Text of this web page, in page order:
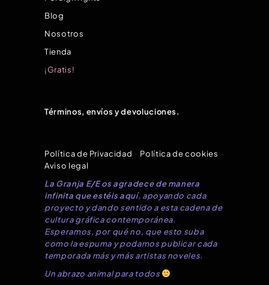
Blog
Nosotros
Tienda
¡Gratis!
Términos, envíos y devoluciones.
Política de Privacidad Política de cookies
Aviso legal
La Granja E/E os agradece de manera
infinita que estéis aquí, apoyando cada
proyecto y dando sentido a esta cadena de
cultura gráfica contemporánea.
Esperamos, por qué no, que esto suba
como la espuma y podamos publicar cada
temporada más y más artistas noveles.
Un abrazo animal para todos